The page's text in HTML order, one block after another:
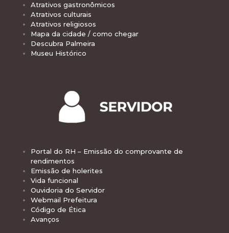
Atrativos gastronômicos
Atrativos culturais
Atrativos religiosos
Mapa da cidade / como chegar
Descubra Palmeira
Museu Histórico
Portal do RH – Emissão do comprovante de
rendimentos
Emissão de holerites
Vida funcional
Ouvidoria do Servidor
Webmail Prefeitura
Código de Ética
Avanços